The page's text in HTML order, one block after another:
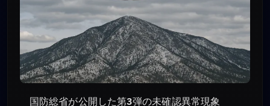
国防総省が公開した第3弾の未確認異常現象